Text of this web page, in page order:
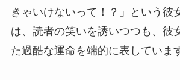
きゃいけないって！？」という彼
は、読者の笑いを誘いつつも、彼
た過酷な運命を端的に表していま